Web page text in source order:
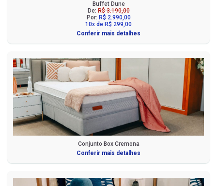
Buffet Dune
De:R$ 3.190,00
Por: R$ 2.990,00
10x de R$ 299,00
Conferir mais detalhes
Conjunto Box Cremona
Conferir mais detalhes